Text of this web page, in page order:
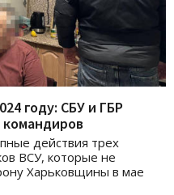
году: СБУ и ГБР
действия трех
ВСУ, которые не
Харьковщины в мае